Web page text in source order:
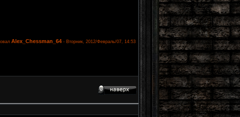
Alex_Chessman_64 - Вторник, 2012/Февраль/07, 14:53